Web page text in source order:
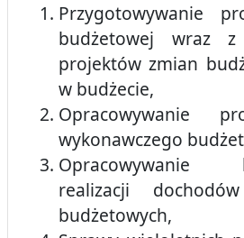
Przygotowywanie
budżetowej wraz z
projektów zmian
w budżecie,
Opracowywanie
wykonawczego
Opracowywanie
realizacji
budżetowych,